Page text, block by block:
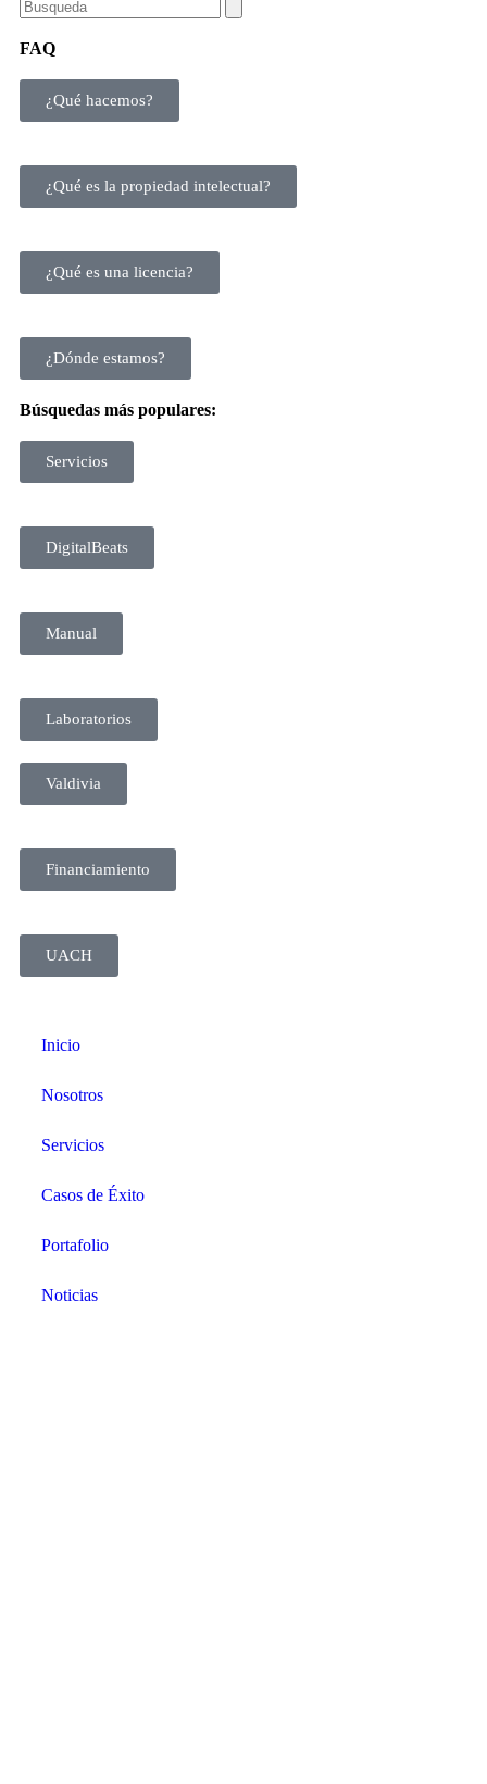
FAQ
¿Qué hacemos?
¿Qué es la propiedad intelectual?
¿Qué es una licencia?
¿Dónde estamos?
Búsquedas más populares:
Servicios
DigitalBeats
Manual
Laboratorios
Valdivia
Financiamiento
UACH
Inicio
Nosotros
Servicios
Casos de Éxito
Portafolio
Noticias